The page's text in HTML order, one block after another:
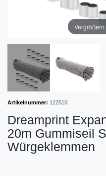
Artikelnummer: 122510
Dreamprint
20m Gummiseil
Würgeklemmen